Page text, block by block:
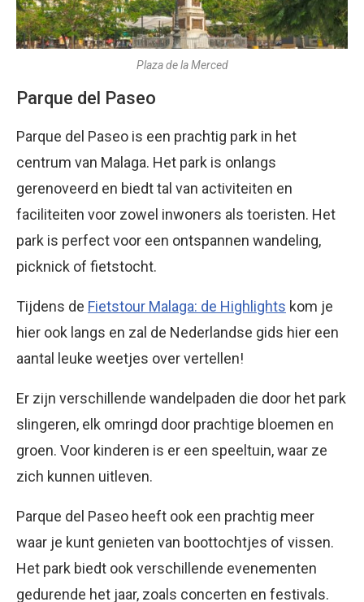
Plaza de la Merced
Parque del Paseo
Parque del Paseo is een prachtig park in het
centrum van Malaga. Het park is onlangs
gerenoveerd en biedt tal van activiteiten en
faciliteiten voor zowel inwoners als toeristen. Het
park is perfect voor een ontspannen wandeling,
picknick of fietstocht.
Tijdens de Fietstour Malaga: de Highlights kom je
hier ook langs en zal de Nederlandse gids hier een
aantal leuke weetjes over vertellen!
Er zijn verschillende wandelpaden die door het park
slingeren, elk omringd door prachtige bloemen en
groen. Voor kinderen is er een speeltuin, waar ze
zich kunnen uitleven.
Parque del Paseo heeft ook een prachtig meer
waar je kunt genieten van boottochtjes of vissen.
Het park biedt ook verschillende evenementen
gedurende het jaar, zoals concerten en festivals.